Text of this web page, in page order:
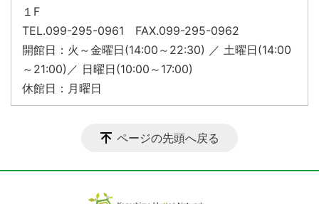
１F
TEL.099-295-0961 FAX.099-295-0962
開館日：火～金曜日(14:00～22:30) ／ 土曜日(14:00
～21:00)／ 日曜日(10:00～17:00)
休館日：月曜日
ページの先頭へ戻る